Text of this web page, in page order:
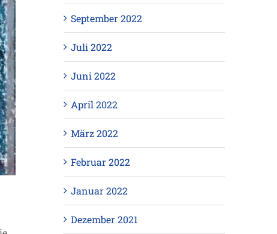
September 2022
Juli 2022
Juni 2022
April 2022
März 2022
Februar 2022
Januar 2022
Dezember 2021